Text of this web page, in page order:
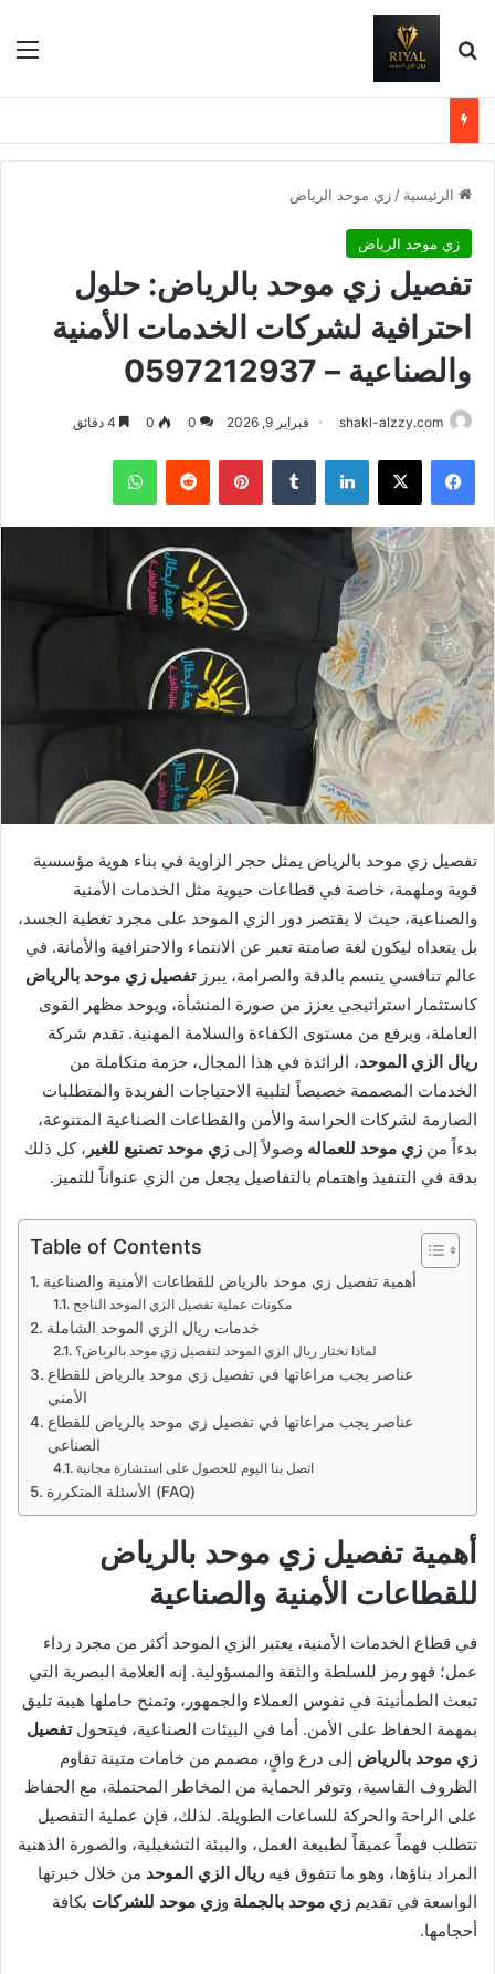
بحث عن
الرئيسية / زي موحد الرياض
زي موحد الرياض
تفصيل زي موحد بالرياض: حلول
احترافية لشركات الخدمات الأمنية
والصناعية – 0597212937
shakl-alzzy.com فبراير 9, 2026 0
0
فيسبوك X لينكدإن بينتيريست واتساب
تفصيل زي موحد بالرياض يمثل حجر الزاوية في بناء هوية مؤسسية
قوية وملهمة، خاصة في قطاعات حيوية مثل الخدمات الأمنية
والصناعية، حيث لا يقتصر دور الزي الموحد على مجرد تغطية الجسد،
بل يتعداه ليكون لغة صامتة تعبر عن الانتماء والاحترافية والأمانة. في
عالم تنافسي يتسم بالدقة والصرامة، يبرزتفصيل زي موحد بالرياض
كاستثمار استراتيجي يعزز من صورة المنشأة، ويوحد مظهر القوى
العاملة، ويرفع من مستوى الكفاءة والسلامة المهنية. تقدم شركة
ريال الزي الموحد، الرائدة في هذا المجال، حزمة متكاملة من
الخدمات المصممة خصيصاً لتلبية الاحتياجات الفريدة والمتطلبات
الصارمة لشركات الحراسة والأمن والقطاعات الصناعية المتنوعة،
بدءاً من زي موحد للعماله وصولاً إلى زي موحد تصنيع للغير ، كل ذلك
بدقة في التنفيذ واهتمام بالتفاصيل يجعل من الزي عنواناً للتميز.
Table of Contents
أهمية تفصيل زي موحد بالرياض للقطاعات الأمنية والصناعية
مكونات عملية تفصيل الزي الموحد الناجح
خدمات ريال الزي الموحد الشاملة
لماذا تختار ريال الزي الموحد لتفصيل زي موحد بالرياض؟
عناصر يجب مراعاتها في تفصيل زي موحد بالرياض للقطاع
الأمني
عناصر يجب مراعاتها في تفصيل زي موحد بالرياض للقطاع
الصناعي
اتصل بنا اليوم للحصول على استشارة مجانية
الأسئلة المتكررة (FAQ)
أهمية تفصيل زي موحد بالرياض
للقطاعات الأمنية والصناعية
في قطاع الخدمات الأمنية، يعتبر الزي الموحد أكثر من مجرد رداء
عمل؛ فهو رمز للسلطة والثقة والمسؤولية. إنه العلامة البصرية التي
تبعث الطمأنينة في نفوس العملاء والجمهور، وتمنح حاملها هيبة تليق
بمهمة الحفاظ على الأمن. أما في البيئات الصناعية، فيتحولتفصيل
زي موحد بالرياض إلى درع واقٍ، مصمم من خامات متينة تقاوم
الظروف القاسية، وتوفر الحماية من المخاطر المحتملة، مع الحفاظ
على الراحة والحركة للساعات الطويلة. لذلك، فإن عملية التفصيل
تتطلب فهماً عميقاً لطبيعة العمل، والبيئة التشغيلية، والصورة الذهنية
المراد بناؤها، وهو ما تتفوق فيه ريال الزي الموحد من خلال خبرتها
الواسعة في تقديم زي موحد بالجملة وزي موحد للشركات بكافة
أحجامها.